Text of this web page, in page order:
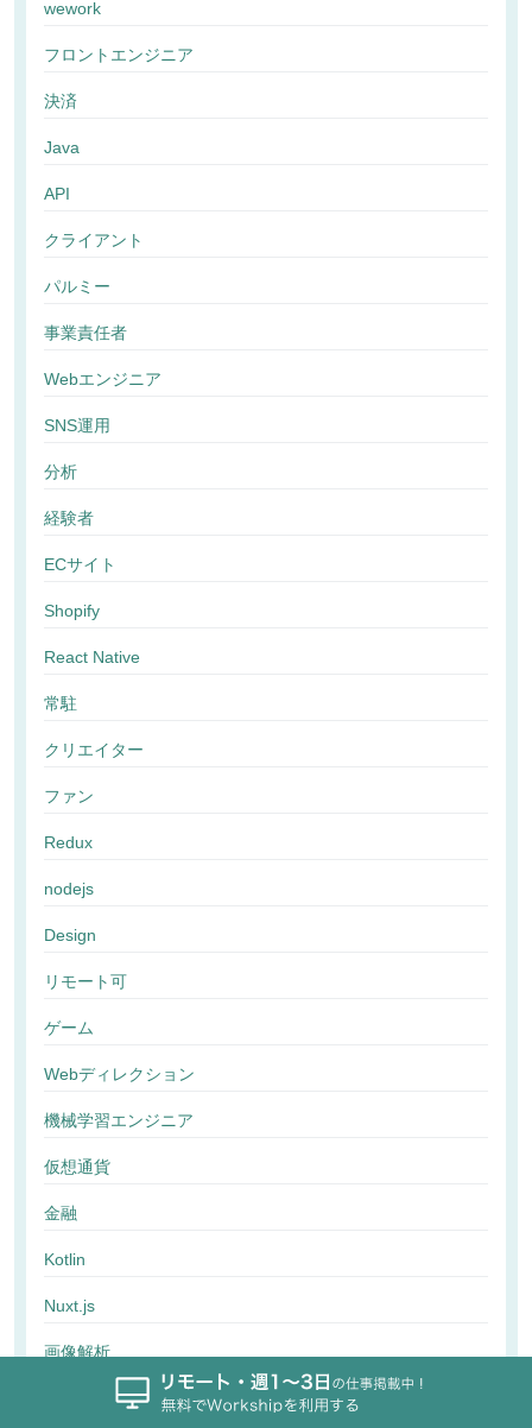
wework
フロントエンジニア
決済
Java
API
クライアント
パルミー
事業責任者
Webエンジニア
SNS運用
分析
経験者
ECサイト
Shopify
React Native
常駐
クリエイター
ファン
Redux
nodejs
Design
リモート可
ゲーム
Webディレクション
機械学習エンジニア
仮想通貨
金融
Kotlin
Nuxt.js
画像解析